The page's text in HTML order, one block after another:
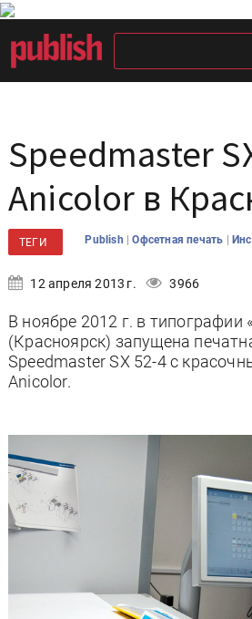
Speedmaster
Anicolor в
ТЕГИ Publish |Офсетная печать |
12 апреля 2013 г. 3966
В ноябре 2012 г. в типографии
(Красноярск) запущена
Speedmaster SХ 52-4 с
Anicolor.